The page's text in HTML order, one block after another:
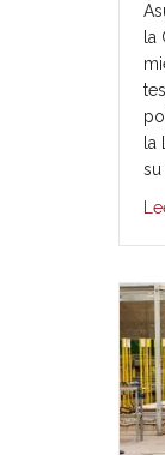
la
la
su